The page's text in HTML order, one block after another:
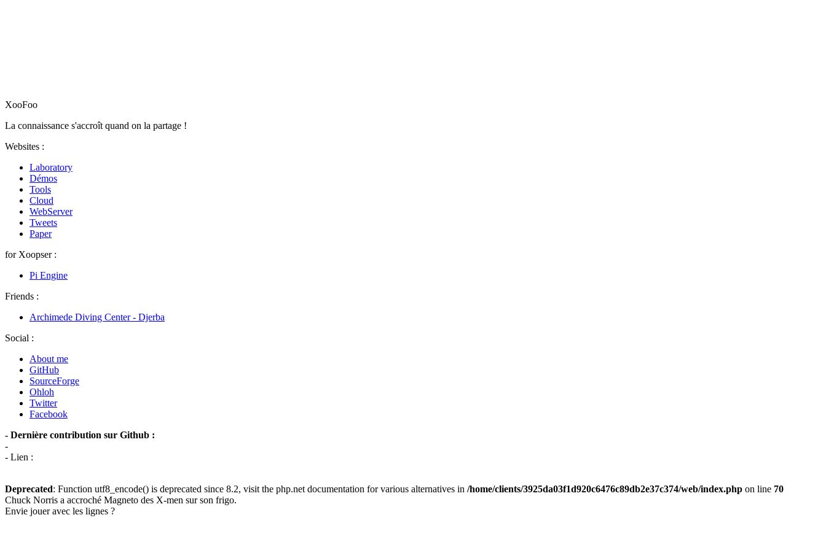
XooFoo
La connaissance s'accroît quand on la partage !
Websites :
Laboratory
Démos
Tools
Cloud
WebServer
Tweets
Paper
for Xoopser :
Pi Engine
Friends :
Archimede Diving Center - Djerba
Social :
About me
GitHub
SourceForge
Ohloh
Twitter
Facebook
- Dernière contribution sur Github :
-
- Lien :
Deprecated: Function utf8_encode() is deprecated since 8.2, visit the php.net documentation for various alternatives in /home/clients/3925da03f1d920c6476c89db2e37c374/web/index.php on line 70
Chuck Norris a accroché Magneto des X-men sur son frigo.
Envie jouer avec les lignes ?